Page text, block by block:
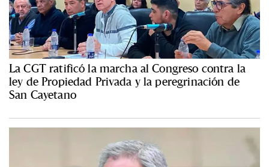
La CGT ratificó la marcha al Congreso contra la
ley de Propiedad Privada y la peregrinación de
San Cayetano